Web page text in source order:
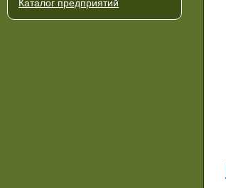
Каталог предприятий